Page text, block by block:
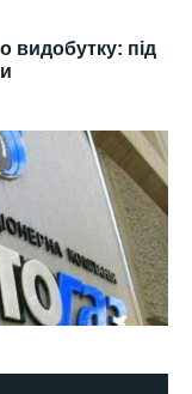
видобутку: під